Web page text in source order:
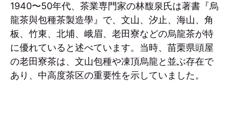
1940〜50年代、茶業専門家の林馥泉氏は著書『烏
龍茶與包種茶製造學』で、文山、汐止、海山、角
板、竹東、北埔、峨眉、老田寮などの烏龍茶が特
に優れていると述べています。当時、苗栗県頭屋
の老田寮茶は、文山包種や凍頂烏龍と並ぶ存在で
あり、中高度茶区の重要性を示していました。